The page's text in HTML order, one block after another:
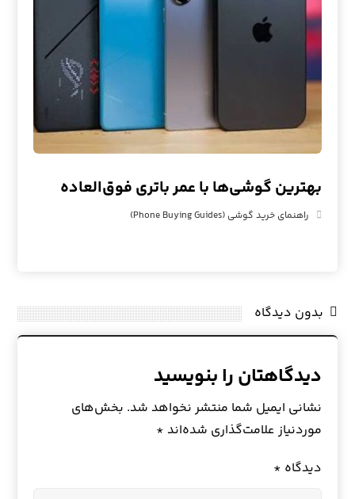
بهترین گوشی‌ها با عمر باتری فوق‌العاده
راهنمای خرید گوشی (Phone Buying Guides)
بدون دیدگاه
دیدگاهتان را بنویسید
نشانی ایمیل شما منتشر نخواهد شد. بخش‌های
موردنیاز علامت‌گذاری شده‌اند *
دیدگاه *